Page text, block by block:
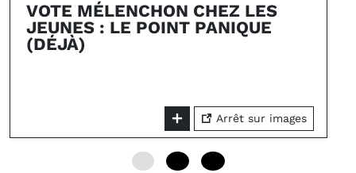
VOTE MÉLENCHON CHEZ LES
JEUNES : LE POINT PANIQUE
(DÉJÀ)
Arrêt sur images